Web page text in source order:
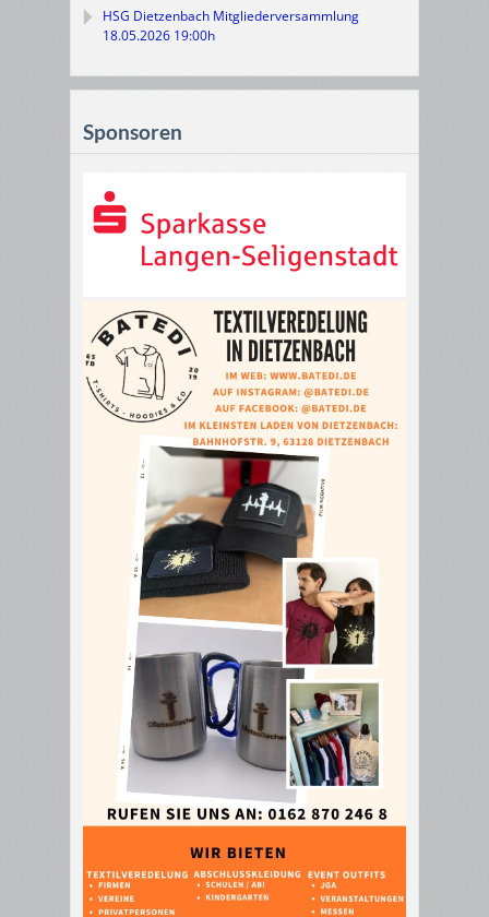
HSG Dietzenbach Mitgliederversammlung
18.05.2026 19:00h
Sponsoren